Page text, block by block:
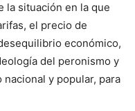
la situación en la que
el precio de
económico,
del peronismo y
y popular, para